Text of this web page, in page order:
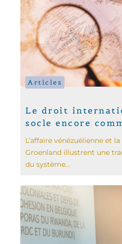
Articles
Le droit
socle encore
L’affaire vénézuélienne et
Groenland illustrent une
du système...